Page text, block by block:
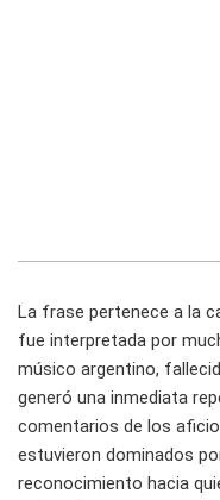
La frase pertenece a la
fue interpretada por
músico argentino,
generó una inmediata
comentarios de los
estuvieron dominados
reconocimiento hacia